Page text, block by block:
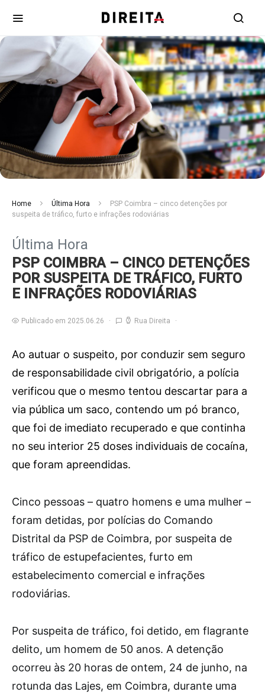
Home Última Hora
PSP Coimbra – cinco detenções por
suspeita de tráfico, furto e infrações rodoviárias
Última Hora
PSP COIMBRA – CINCO DETENÇÕES
POR SUSPEITA DE TRÁFICO, FURTO
E INFRAÇÕES RODOVIÁRIAS
Publicado em 2025.06.26 Rua Direita
Ao autuar o suspeito, por conduzir sem seguro
de responsabilidade civil obrigatório, a polícia
verificou que o mesmo tentou descartar para a
via pública um saco, contendo um pó branco,
que foi de imediato recuperado e que continha
no seu interior 25 doses individuais de cocaína,
que foram apreendidas.
Cinco pessoas – quatro homens e uma mulher –
foram detidas, por polícias do Comando
Distrital da PSP de Coimbra, por suspeita de
tráfico de estupefacientes, furto em
estabelecimento comercial e infrações
rodoviárias.
Por suspeita de tráfico, foi detido, em flagrante
delito, um homem de 50 anos. A detenção
ocorreu às 20 horas de ontem, 24 de junho, na
rotunda das Lajes, em Coimbra, durante uma